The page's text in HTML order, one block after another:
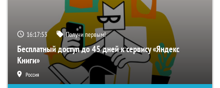
16:17:52 Получи первым!
Бесплатный доступ до 45 дней к сервису «Яндекс
Книги»
Россия